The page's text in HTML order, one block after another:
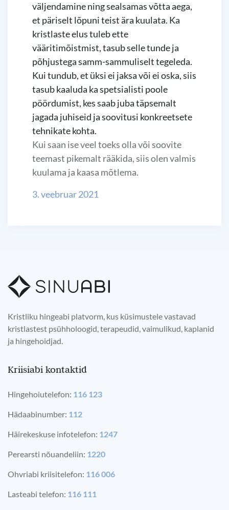
väljendamine ning sealsamas võtta aega,
et päriselt lõpuni teist ära kuulata. Ka
kristlaste elus tuleb ette
vääritimõistmist, tasub selle tunde ja
põhjustega samm-sammuliselt tegeleda.
Kui tundub, et üksi ei jaksa või ei oska, siis
tasub kaaluda ka spetsialisti poole
pöördumist, kes saab juba täpsemalt
jagada juhiseid ja soovitusi konkreetsete
tehnikate kohta.
Kui saan ise veel toeks olla või soovite
teemast pikemalt rääkida, siis olen valmis
kuulama ja kaasa mõtlema.
3. veebruar 2021
Kristliku hingeabi platvorm, kus küsimustele vastavad
kristlastest psühholoogid, terapeudid, vaimulikud, kaplanid
ja hingehoidjad.
Kriisiabi kontaktid
Hingehoiutelefon: 116 123
Hädaabinumber: 112
Häirekeskuse infotelefon: 1247
Perearsti nõuandeliin: 1220
Ohvriabi kriisitelefon: 116 006
Lasteabi telefon: 116 111